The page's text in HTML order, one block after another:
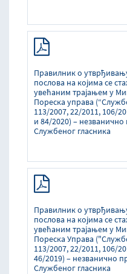
Правилник о
послова на којима се
увећаним трајањем у
Пореска управа
113/2007, 22/2011, 106/
и 84/2020) –
Службеног гласника
Правилник о
послова на којима се
увећаним трајањем у
Пореска Управа
113/2007, 22/2011, 106/
46/2019) – незванично
Службеног гласника